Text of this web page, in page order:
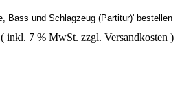
( inkl. 7 % MwSt. zzgl. Versandkosten )